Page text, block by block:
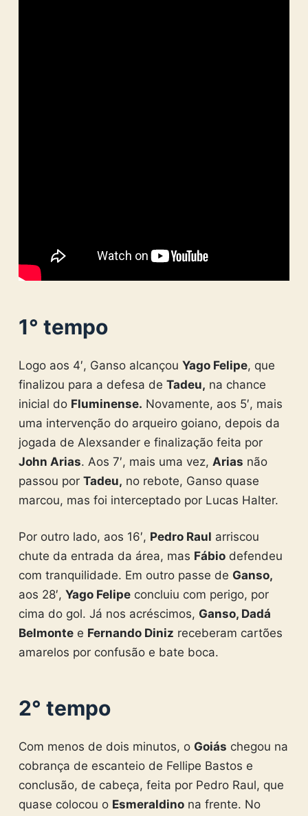
1° tempo
Logo aos 4′, Ganso alcançou Yago Felipe, que
finalizou para a defesa de Tadeu, na chance
inicial do Fluminense. Novamente, aos 5′, mais
uma intervenção do arqueiro goiano, depois da
jogada de Alexsander e finalização feita por
John Arias. Aos 7′, mais uma vez, Arias não
passou por Tadeu, no rebote, Ganso quase
marcou, mas foi interceptado por Lucas Halter.
Por outro lado, aos 16′, Pedro Raul arriscou
chute da entrada da área, mas Fábiodefendeu
com tranquilidade. Em outro passe de Ganso,
aos 28′, Yago Felipeconcluiu com perigo, por
cima do gol. Já nos acréscimos, Ganso, Dadá
Belmontee Fernando Diniz receberam cartões
amarelos por confusão e bate boca.
2° tempo
Com menos de dois minutos, o Goiás chegou na
cobrança de escanteio de Fellipe Bastos e
conclusão, de cabeça, feita por Pedro Raul, que
quase colocou o Esmeraldinona frente. No